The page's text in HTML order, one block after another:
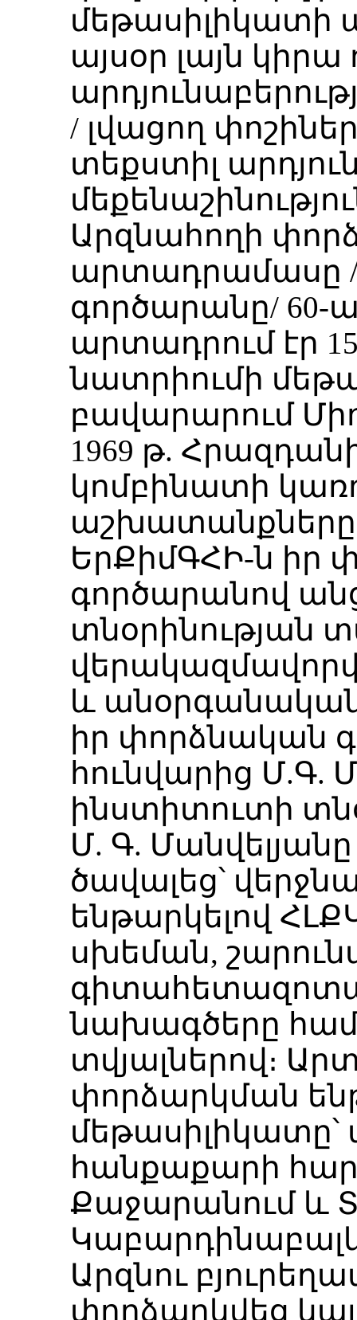
մեթասիլիկատի
այսօր լայն կիրա
/ լվացող
տեքստիլ
Արզնահողի
արտադրամասը /
գործարանը/
արտադրում էր
նատրիումի
բավարարում
1969 թ.
կոմբինատի
ԵրՔիմԳՀԻ-ն իր
գործարանով
տնօրինության
և անօրգանական
իր փորձնական
հունվարից Մ.Գ.
ինստիտուտի
Մ. Գ. Մանվելյանը
ծավալեց՝
ենթարկելով
սխեման,
նախագծերը
տվյալներով։
փորձարկման
մեթասիլիկատը՝
հանքաքարի
Քաջարանում և
Արզնու
փորձարկվեց